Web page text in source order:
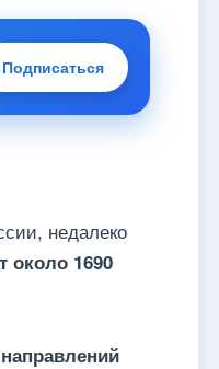
Подписаться
недалеко
около 1690